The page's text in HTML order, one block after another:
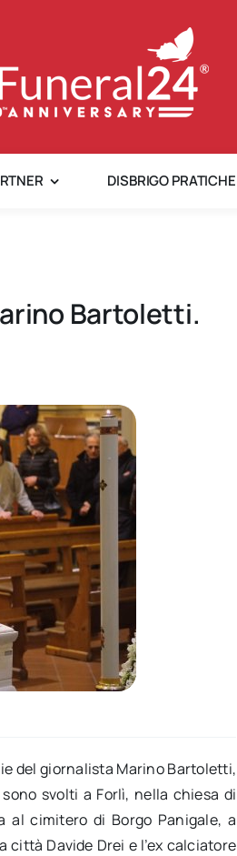
DISBRIGO PRATICHE
Bartoletti.
del giornalista Marino Bartoletti,
svolti a Forlì, nella chiesa di
al cimitero di Borgo Panigale, a
città Davide Drei e l’ex calciatore